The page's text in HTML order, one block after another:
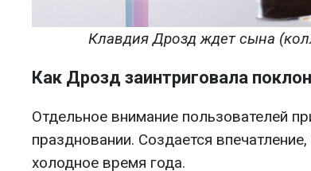
Клавдия Дрозд ждет сына
Как Дрозд заинтриговала
Отдельное внимание пользователей
праздновании. Создается
холодное время года.